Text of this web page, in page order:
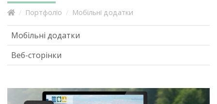
Портфоліо Мобільні додатки
Мобільні додатки
Веб-сторінки